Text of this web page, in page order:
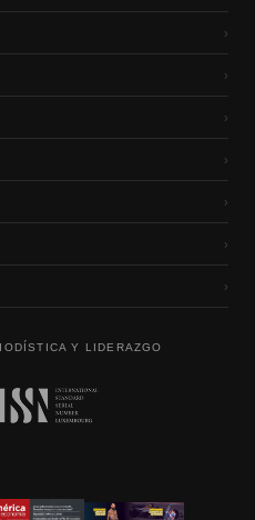
›
›
›
›
›
›
›
Y LIDERAZGO